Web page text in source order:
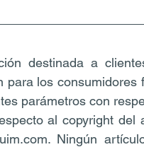
destinada a
los consumidores
parámetros con
al copyright del
Ningún